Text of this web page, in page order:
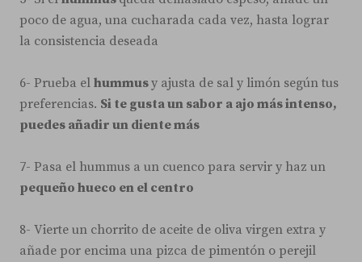
poco de agua, una cucharada cada vez, hasta lograr
la consistencia deseada
6- Prueba el hummusy ajusta de sal y limón según tus
preferencias. Si te gusta un sabor a ajo más intenso,
puedes añadir un diente más
7- Pasa el hummus a un cuenco para servir y haz un
pequeño hueco en el centro
8- Vierte un chorrito de aceite de oliva virgen extra y
añade por encima una pizca de pimentón o perejil